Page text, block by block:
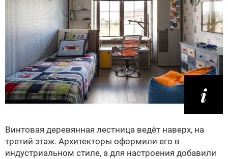
Винтовая деревянная лестница ведёт наверх, на
третий этаж. Архитекторы оформили его в
индустриальном стиле, а для настроения добавили